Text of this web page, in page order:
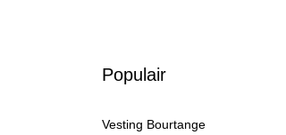
Populair
Vesting Bourtange